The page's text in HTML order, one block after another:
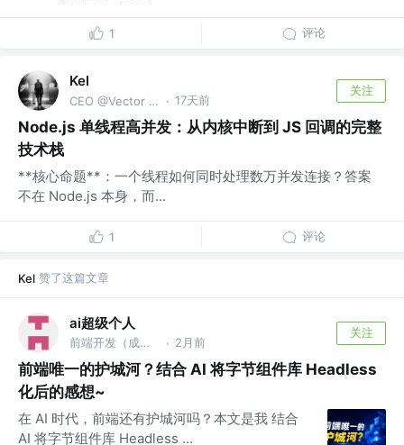
1 评论
Kel
CEO @Vector Trek · 17天前
关注
Node.js 单线程高并发：从内核中断到 JS 回调的完整
技术栈
**核心命题**：一个线程如何同时处理数万并发连接？答案
不在 Node.js 本身，而...
1 评论
Kel 赞了这篇文章
ai超级个人
前端开发（成都） @前端技术专家 · 2月前
关注
前端唯一的护城河？结合 AI 将字节组件库 Headless
化后的感想~
在 AI 时代，前端还有护城河吗？本文是我 结合
AI 将字节组件库 Headless ...